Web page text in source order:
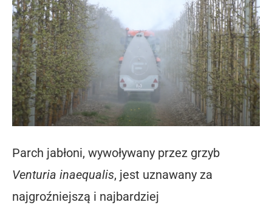
Parch jabłoni, wywoływany przez grzyb
Venturia inaequalis, jest uznawany za
najgroźniejszą i najbardziej